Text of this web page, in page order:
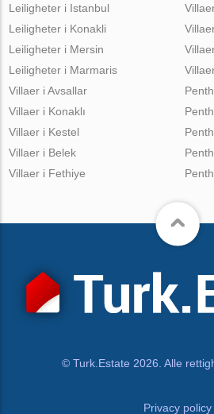
Leiligheter i Istanbul
Leiligheter i Konakli
Leiligheter i Mersin
Leiligheter i Marmaris
Villaer i Avsallar
Villaer i Konaklı
Villaer i Kestel
Villaer i Belek
Villaer i Fethiye
© Turk.Estate 2026. Alle
Privacy policy